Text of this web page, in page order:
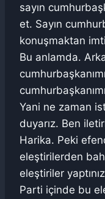
sayın
et. Sayın
konuşmaktan
Bu anlamda.
Yani ne zaman
duyarız. Ben
Harika. Peki
eleştirilerden
eleştiriler
Parti içinde bu